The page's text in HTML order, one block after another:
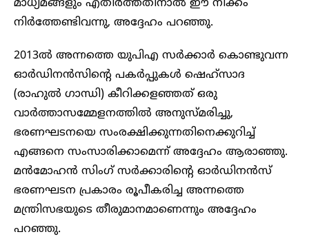
മാധ്യമങ്ങളും എതിർത്തതിനാൽ ഈ നീക്കം
നിർത്തേണ്ടിവന്നു, അദ്ദേഹം പറഞ്ഞു.
2013ൽ അന്നത്തെ യുപിഎ സർക്കാർ കൊണ്ടുവന്ന
ഓർഡിനൻസിൻ്റെ പകർപ്പുകൾ ഷെഹ്‌സാദ
(രാഹുൽ ഗാന്ധി) കീറിക്കളഞ്ഞത് ഒരു
വാർത്താസമ്മേളനത്തിൽ അനുസ്മരിച്ചു,
ഭരണഘടനയെ സംരക്ഷിക്കുന്നതിനെക്കുറിച്ച്
എങ്ങനെ സംസാരിക്കാമെന്ന് അദ്ദേഹം ആരാഞ്ഞു.
മൻമോഹൻ സിംഗ് സർക്കാരിൻ്റെ ഓർഡിനൻസ്
ഭരണഘടന പ്രകാരം രൂപീകരിച്ച അന്നത്തെ
മന്ത്രിസഭയുടെ തീരുമാനമാണെന്നും അദ്ദേഹം
പറഞ്ഞു.